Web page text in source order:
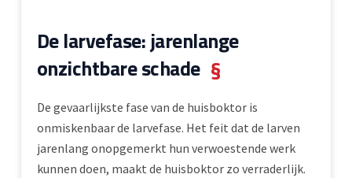
De larvefase: jarenlange
onzichtbare schade §
De gevaarlijkste fase van de huisboktor is
onmiskenbaar de larvefase. Het feit dat de larven
jarenlang onopgemerkt hun verwoestende werk
kunnen doen, maakt de huisboktor zo verraderlijk.